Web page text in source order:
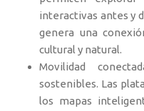
interactivas antes y
genera una
cultural y natural.
Movilidad
sostenibles. Las
los mapas